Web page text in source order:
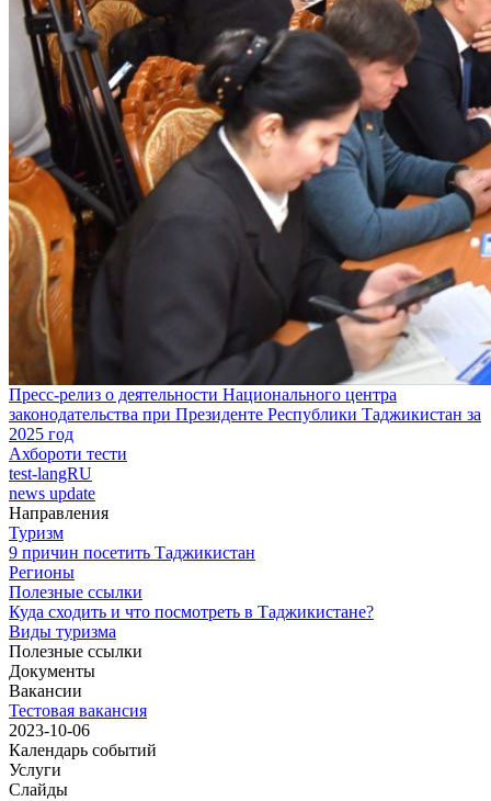
Пресс-релиз о деятельности Национального центра
законодательства при Президенте Республики Таджикистан за
2025 год
Ахбороти тести
test-langRU
news update
Направления
Туризм
9 причин посетить Таджикистан
Регионы
Полезные ссылки
Куда сходить и что посмотреть в Таджикистане?
Виды туризма
Полезные ссылки
Документы
Вакансии
Тестовая вакансия
2023-10-06
Календарь событий
Услуги
Слайды